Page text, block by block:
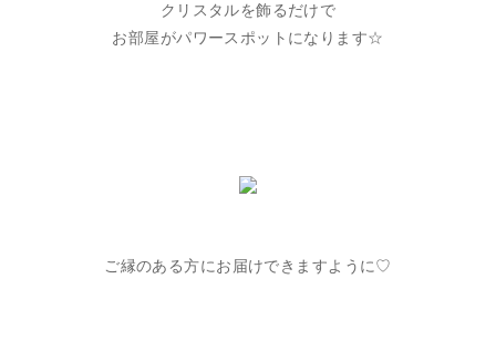
クリスタルを飾るだけで
お部屋がパワースポットになります☆
ご縁のある方にお届けできますように♡